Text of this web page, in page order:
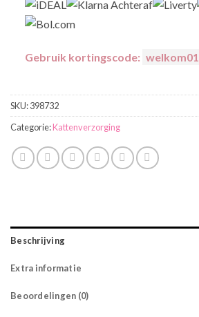
Gebruik kortingscode: welkom01
SKU:398732
Categorie:Kattenverzorging
Beschrijving
Extra informatie
Beoordelingen (0)